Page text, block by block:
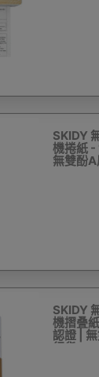
SKIDY
機捲紙 -
無雙酚
SKIDY
機摺叠
認證 |
行貨